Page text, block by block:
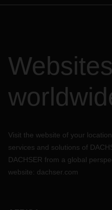
Websites
Visit the website of your
services and solutions of
DACHSER from a global
website: dachser.com